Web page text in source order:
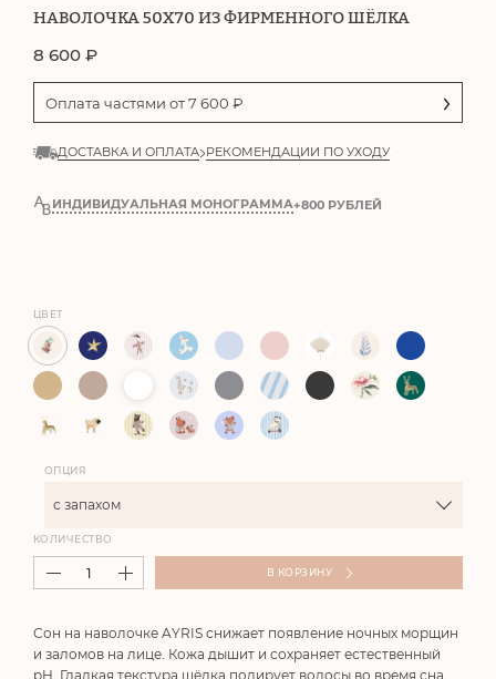
НАВОЛОЧКА 50Х70 ИЗ ФИРМЕННОГО ШЁЛКА
8 600 ₽
Оплата частями от7 600 ₽
ДОСТАВКА И ОПЛАТА РЕКОМЕНДАЦИИ ПО УХОДУ
ИНДИВИДУАЛЬНАЯ МОНОГРАММА+800 РУБЛЕЙ
Сон на наволочке AYRIS снижает появление ночных морщин
и заломов на лице. Кожа дышит и сохраняет естественный
pH. Гладкая текстура шёлка полирует волосы во время сна,
ЦВЕТ
ОПЦИЯ
с запахом
КОЛИЧЕСТВО
В КОРЗИНУ